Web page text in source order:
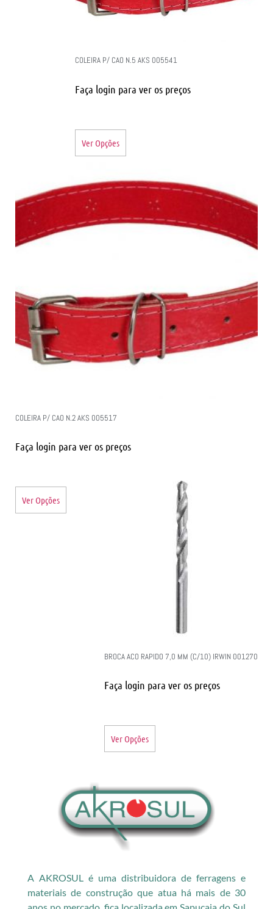
COLEIRA P/ CAO N.5 AKS 005541
Faça login para ver os preços
Ver Opções
COLEIRA P/ CAO N.2 AKS 005517
Faça login para ver os preços
Ver Opções
BROCA ACO RAPIDO 7,0 MM (C/10) IRWIN 001270
Faça login para ver os preços
Ver Opções
A AKROSUL é uma distribuidora de ferragens e
materiais de construção que atua há mais de 30